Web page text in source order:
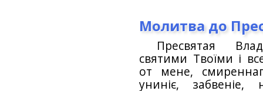
Молитва до
Пресвятая
святими Твоїми і
от мене,
униніє, забвеніе,